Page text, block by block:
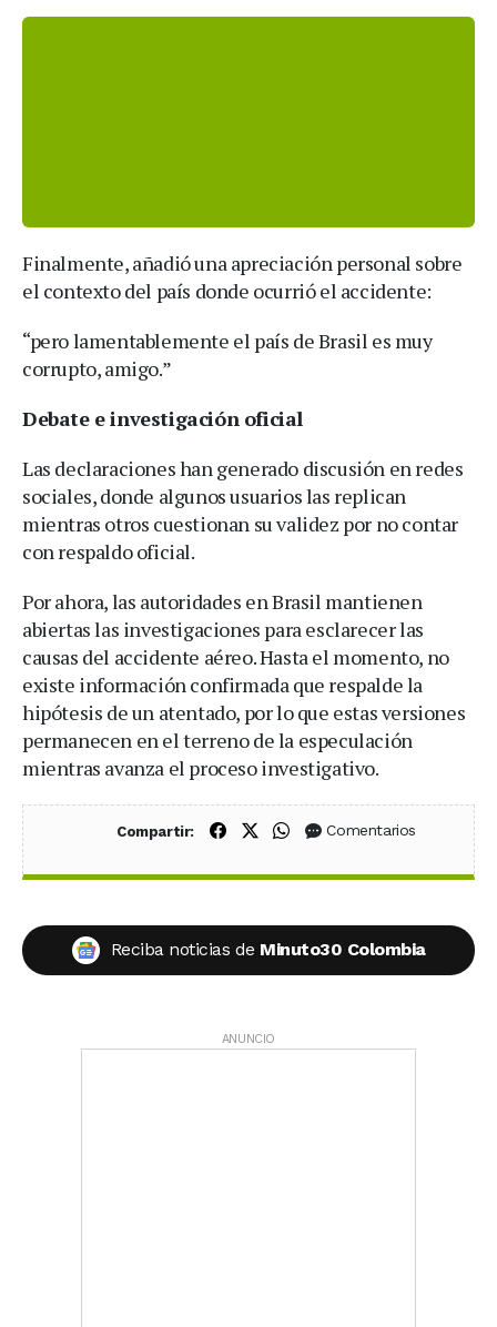
Finalmente, añadió una apreciación personal sobre
el contexto del país donde ocurrió el accidente:
“pero lamentablemente el país de Brasil es muy
corrupto, amigo.”
Debate e investigación oficial
Las declaraciones han generado discusión en redes
sociales, donde algunos usuarios las replican
mientras otros cuestionan su validez por no contar
con respaldo oficial.
Por ahora, las autoridades en Brasil mantienen
abiertas las investigaciones para esclarecer las
causas del accidente aéreo. Hasta el momento, no
existe información confirmada que respalde la
hipótesis de un atentado, por lo que estas versiones
permanecen en el terreno de la especulación
mientras avanza el proceso investigativo.
Compartir: Compartir en Facebook
Compartir en X (Twitter)
Compartir en WhatsApp
Comentarios
Reciba noticias de Minuto30 Colombia
ANUNCIO